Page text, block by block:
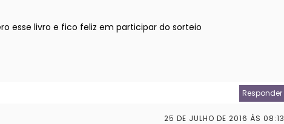
esse livro e fico feliz em participar do sorteio
Responder
25 DE JULHO DE 2016 ÀS 08:13